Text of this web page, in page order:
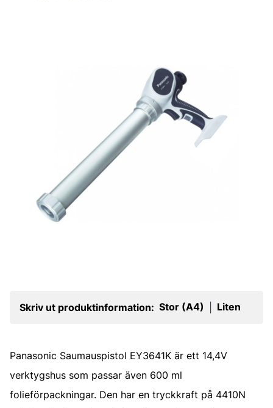
Skriv ut produktinformation: Stor (A4) Liten
Panasonic Saumauspistol EY3641K är ett 14,4V
verktygshus som passar även 600 ml
folieförpackningar. Den har en tryckkraft på 4410N